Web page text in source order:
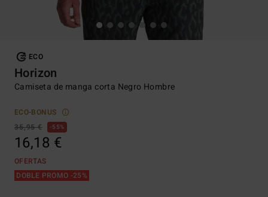
ECO
Horizon
Camiseta de manga corta Negro Hombre
ECO-BONUS
35,95 €
55%
16,18 €
OFERTAS
DOBLE PROMO -25%